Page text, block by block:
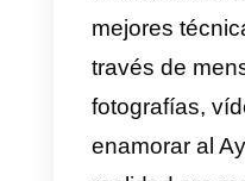
en una de
exitosas